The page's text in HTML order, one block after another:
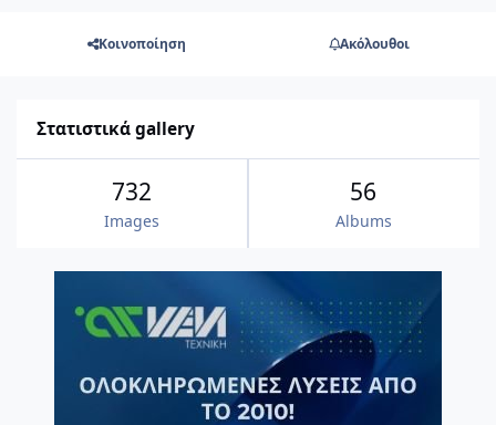
Κοινοποίηση Ακόλουθοι
Στατιστικά gallery
Images
732
Albums
56